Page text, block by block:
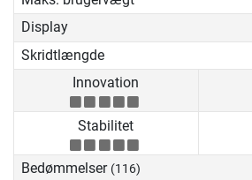
Display
Skridtlængde
Innovation
Stabilitet
Bedømmelser (116)